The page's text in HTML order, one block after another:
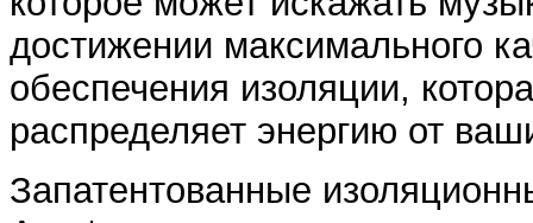
достижении максимального
обеспечения изоляции,
распределяет энергию от
Запатентованные